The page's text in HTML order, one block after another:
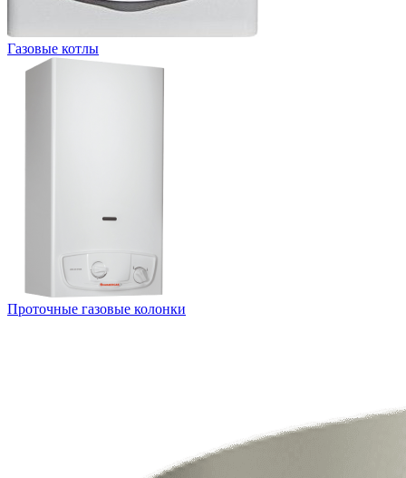
Газовые котлы
Проточные газовые колонки